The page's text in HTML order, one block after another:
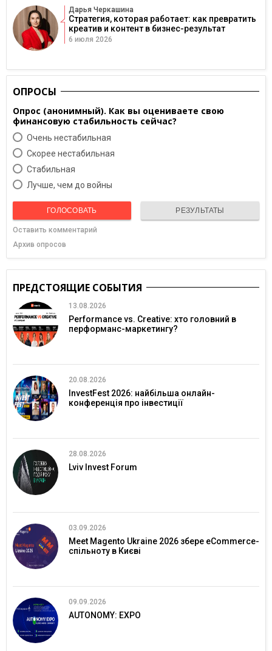
Дарья Черкашина
Стратегия, которая работает: как превратить
креатив и контент в бизнес-результат
6 июля 2026
ОПРОСЫ
Опрос (анонимный). Как вы оцениваете свою
финансовую стабильность сейчас?
Очень нестабильная
Скорее нестабильная
Cтабильная
Лучше, чем до войны
ГОЛОСОВАТЬ РЕЗУЛЬТАТЫ
Оставить комментарий
Архив опросов
ПРЕДСТОЯЩИЕ СОБЫТИЯ
13.08.2026
Performance vs. Creative: хто головний в
перформанс-маркетингу?
20.08.2026
InvestFest 2026: найбільша онлайн-
конференція про інвестиції
28.08.2026
Lviv Invest Forum
03.09.2026
Meet Magento Ukraine 2026 збере eCommerce-
спільноту в Києві
09.09.2026
AUTONOMY: EXPO